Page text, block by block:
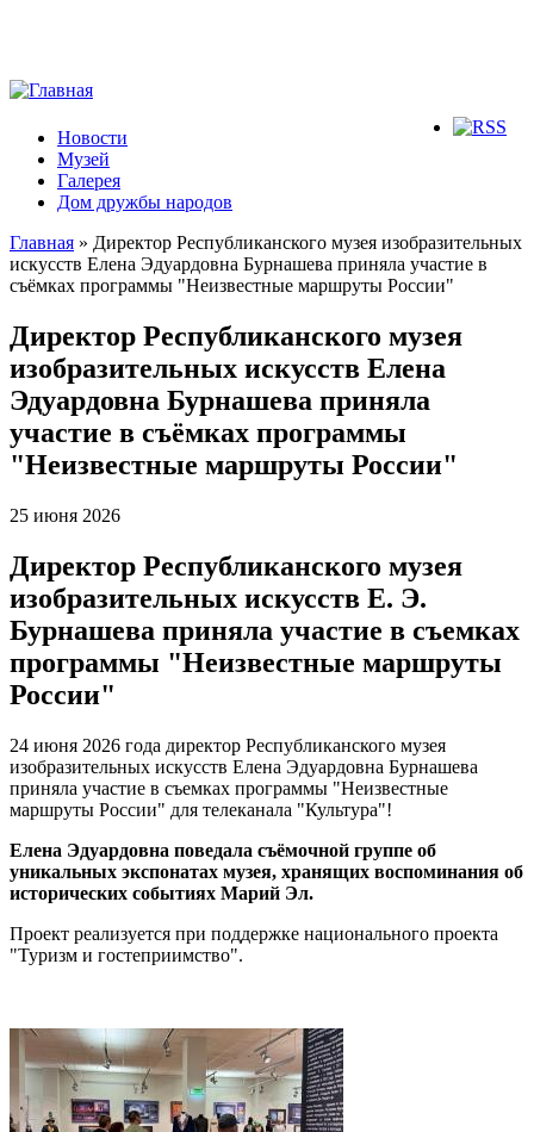
Новости
Музей
Галерея
Дом дружбы народов
Вы здесь
Главная » Директор Республиканского музея изобразительных
искусств Елена Эдуардовна Бурнашева приняла участие в
съёмках программы "Неизвестные маршруты России"
Директор Республиканского музея
изобразительных искусств Елена
Эдуардовна Бурнашева приняла
участие в съёмках программы
"Неизвестные маршруты России"
25 июня 2026
Директор Республиканского музея
изобразительных искусств Е. Э.
Бурнашева приняла участие в съемках
программы "Неизвестные маршруты
России"
24 июня 2026 года директор Республиканского музея
изобразительных искусств Елена Эдуардовна Бурнашева
приняла участие в съемках программы "Неизвестные
маршруты России" для телеканала "Культура"!
Елена Эдуардовна поведала съёмочной группе об
уникальных экспонатах музея, хранящих воспоминания об
исторических событиях Марий Эл.
Проект реализуется при поддержке национального проекта
"Туризм и гостеприимство".